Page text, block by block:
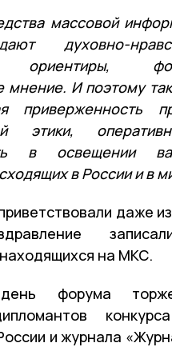
массовой
духовно-
ориентиры,
мнение. И поэтому
приверженность
этики,
в освещении
в России и в
даже
на МКС.
форума
и журнала